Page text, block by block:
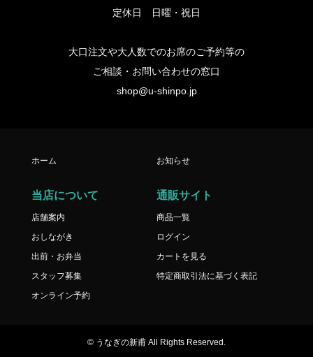
定休日 日曜・祝日
大口注文や大人数でのお席のご予約等の
ご相談・お問い合わせの窓口
shop@u-shinpo.jp
ホーム お知らせ
当店について
店舗案内
おしながき
出前・お弁当
スタッフ募集
オンライン予約
通販サイト
商品一覧
ログイン
カートを見る
特定商取引法に基づく表記
© うなぎの新甫 All Rights Reserved.